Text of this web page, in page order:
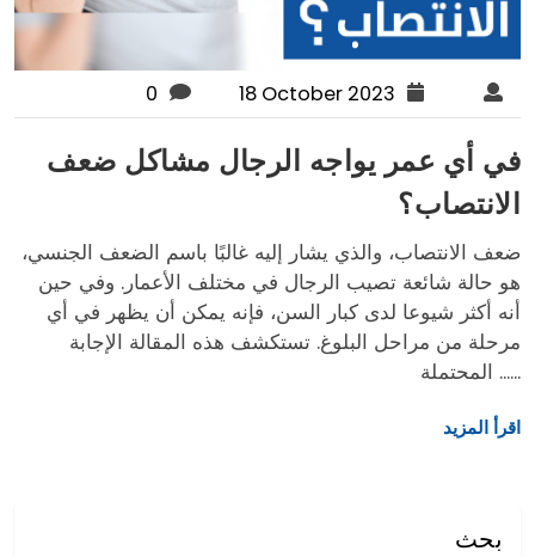
18 October 2023
0
في أي عمر يواجه الرجال مشاكل ضعف
الانتصاب؟
ضعف الانتصاب، والذي يشار إليه غالبًا باسم الضعف الجنسي،
هو حالة شائعة تصيب الرجال في مختلف الأعمار. وفي حين
أنه أكثر شيوعا لدى كبار السن، فإنه يمكن أن يظهر في أي
مرحلة من مراحل البلوغ. تستكشف هذه المقالة الإجابة
المحتملة ......
اقرأ المزيد
بحث